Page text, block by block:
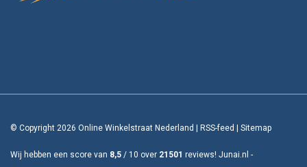
© Copyright 2026 Online Winkelstraat Nederland RSS-feed Sitemap
Wij hebben een score van 8,5 / 10 over 21501 reviews! Junai.nl -